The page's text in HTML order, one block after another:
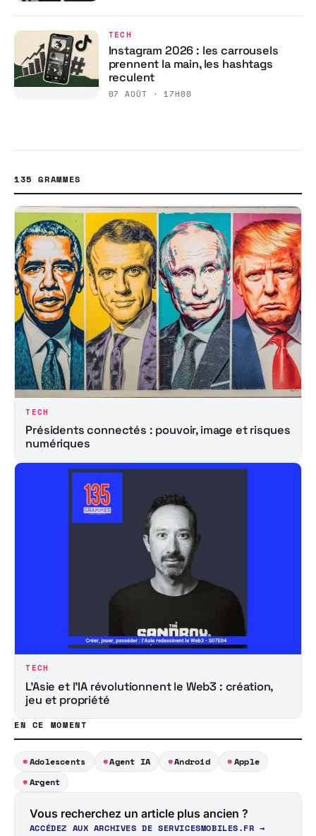
TECH
Instagram 2026 : les carrousels
prennent la main, les hashtags
reculent
07 AOÛT · 17H00
135 GRAMMES
TECH
Présidents connectés : pouvoir, image et risques
numériques
TECH
L’Asie et l’IA révolutionnent le Web3 : création,
jeu et propriété
EN CE MOMENT
Adolescents Agent IA Android
Apple
Argent
Vous recherchez un article plus ancien ?
ACCÉDEZ AUX ARCHIVES DE SERVICESMOBILES.FR →